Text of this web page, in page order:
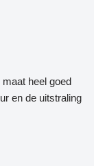
heel goed
en de uitstraling